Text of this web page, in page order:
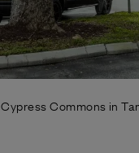
Cypress Commons in